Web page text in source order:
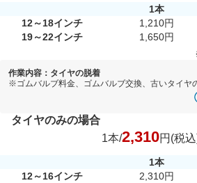
1本
12～18インチ
1,210円
19～22インチ
1,650円
作業内容：タイヤの脱着
※ゴムバルブ料金、ゴムバルブ交換、古いタイヤ
タイヤのみの場合
1本/2,310円(税込
1本
12～16インチ
2,310円